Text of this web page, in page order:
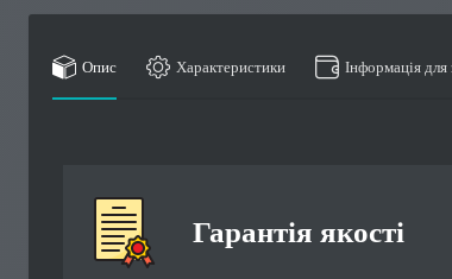
Опис Характеристики Інформація для
Гарантія якості